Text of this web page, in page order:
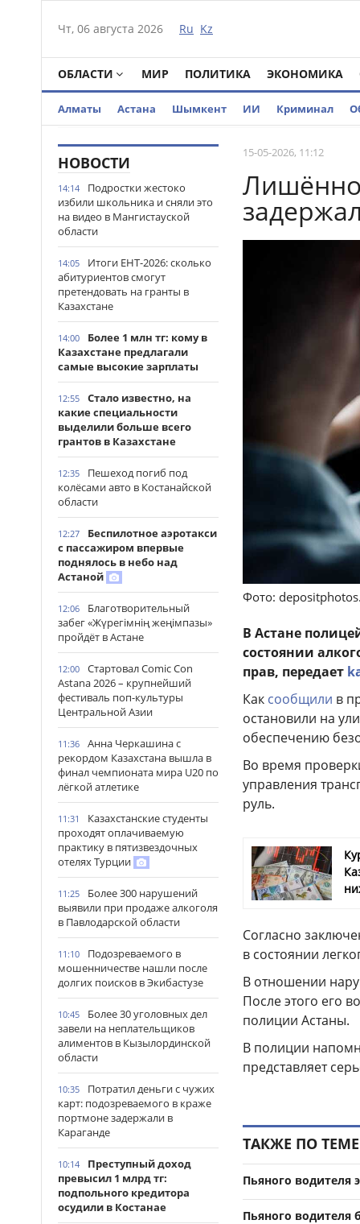
Чт, 06 августа 2026 Ru Kz
ОБЛАСТИ МИР ПОЛИТИКА ЭКОНОМИКА
Алматы Астана Шымкент ИИ Криминал
НОВОСТИ
14:14
Подростки жестоко
избили школьника и сняли это
на видео в Мангистауской
области
14:05
Итоги ЕНТ-2026: сколько
абитуриентов смогут
претендовать на гранты в
Казахстане
14:00
Более 1 млн тг: кому в
Казахстане предлагали
самые высокие зарплаты
12:55
Стало известно, на
какие специальности
выделили больше всего
грантов в Казахстане
12:35
Пешеход погиб под
колёсами авто в Костанайской
области
12:27
Беспилотное аэротакси
с пассажиром впервые
поднялось в небо над
Астаной
12:06
Благотворительный
забег «Жүрегімнің жеңімпазы»
пройдёт в Астане
12:00
Стартовал Comic Con
Astana 2026 – крупнейший
фестиваль поп-культуры
Центральной Азии
11:36
Анна Черкашина с
рекордом Казахстана вышла в
финал чемпионата мира U20 по
лёгкой атлетике
11:31
Казахстанские студенты
проходят оплачиваемую
практику в пятизвездочных
отелях Турции
11:25
Более 300 нарушений
выявили при продаже алкоголя
в Павлодарской области
11:10
Подозреваемого в
мошенничестве нашли после
долгих поисков в Экибастузе
10:45
Более 30 уголовных дел
завели на неплательщиков
алиментов в Кызылординской
области
10:35
Потратил деньги с чужих
карт: подозреваемого в краже
портмоне задержали в
Караганде
10:14
Преступный доход
превысил 1 млрд тг:
подпольного кредитора
осудили в Костанае
15-05-2026, 11:12
Фото:
В Астане
состоянии
прав, передает
Как сообщили в
остановили на
обеспечению
Во время
управления
руль.
Согласно
в состоянии
В отношении
После этого его
полиции Астаны.
В полиции
представляет
ТАКЖЕ ПО ТЕМЕ
Пьяного водителя
Пьяного водителя